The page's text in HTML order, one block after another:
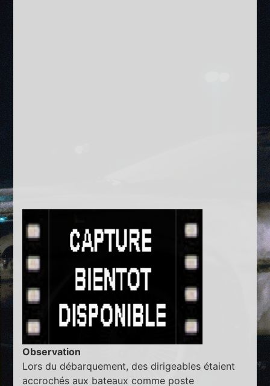
Observation
Lors du débarquement, des dirigeables étaient
accrochés aux bateaux comme poste